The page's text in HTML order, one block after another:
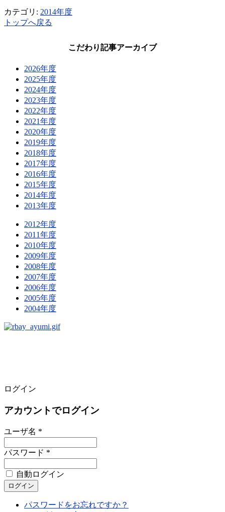
カテゴリ: 2014年度
トップへ戻る
こだわり記事アーカイブ
2026年度
2025年度
2024年度
2023年度
2022年度
2021年度
2020年度
2019年度
2018年度
2017年度
2016年度
2015年度
2014年度
2013年度
2012年度
2011年度
2010年度
2009年度
2008年度
2007年度
2006年度
2005年度
2004年度
ログイン
アカウントでログイン
ユーザ名 *
パスワード *
自動ログイン
パスワードをお忘れですか？